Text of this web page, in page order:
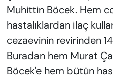
Muhittin Böcek. Hem
hastalıklardan ilaç
cezaevinin revirinden
Buradan hem Murat
Böcek'e hem bütün